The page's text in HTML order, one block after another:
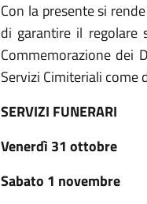
Con la presente si
di garantire il regolare
Commemorazione dei
Servizi Cimiteriali come
SERVIZI FUNERARI
Venerdì 31 ottobre
Sabato 1 novembre